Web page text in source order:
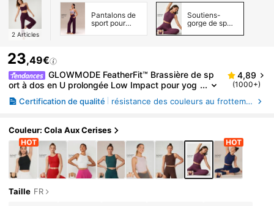
2 Articles
Pantalons de
sport pour
Soutiens-
gorge de sport
23,49€
GLOWMODE FeatherFit™ Brassière de sp
ort à dos en U prolongée Low Impact pour yog
4,89
(1000+)
Certification de qualité résistance des couleurs au frottement, Modifications dimensionnelles des tissus après lavage à domicile
Couleur: Cola Aux Cerises
Taille FR